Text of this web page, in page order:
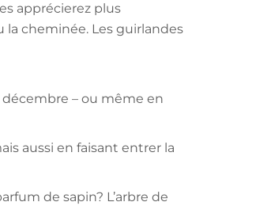
apprécierez plus
cheminée. Les guirlandes
– ou même en
aussi en faisant entrer la
de sapin? L’arbre de